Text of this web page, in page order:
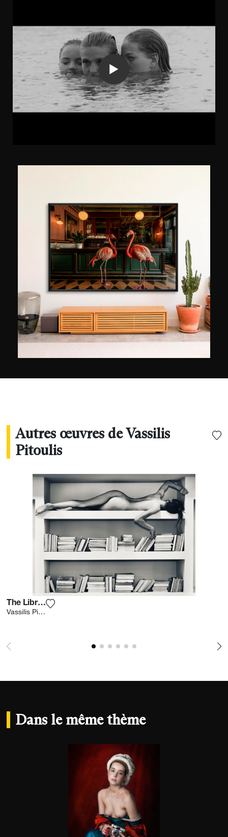
Autres œuvres de Vassilis
Pitoulis
The Library
Vassilis Pitoulis
Dans le même thème